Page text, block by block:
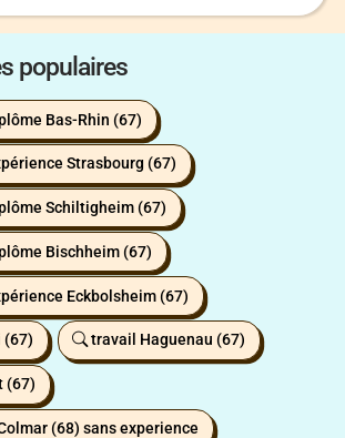
populaires
Bas-Rhin (67)
Strasbourg (67)
Schiltigheim (67)
Bischheim (67)
Eckbolsheim (67)
travail Haguenau (67)
(67)
(68) sans experience